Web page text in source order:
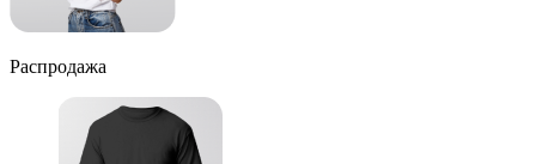
Распродажа